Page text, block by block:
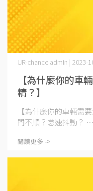
【為什麼你的車
精？】
UR-chance admin | 2023-
【為什麼你的車輛需
門不順？怠速抖動？ ⋯
閱讀更多 ->